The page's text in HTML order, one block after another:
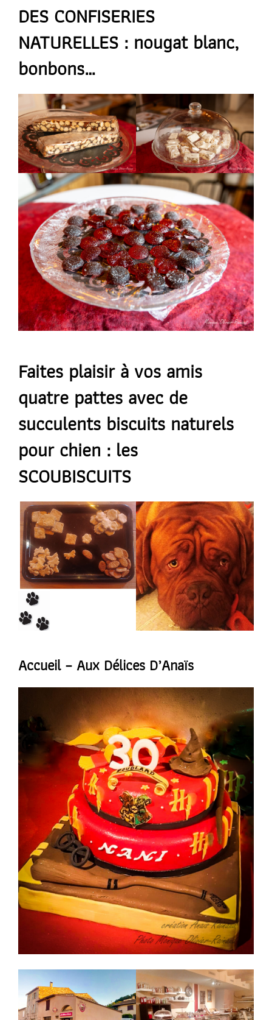
DES CONFISERIES
NATURELLES : nougat blanc,
bonbons…
Faites plaisir à vos amis
quatre pattes avec de
succulents biscuits naturels
pour chien : les
SCOUBISCUITS
Accueil – Aux Délices D’Anaïs